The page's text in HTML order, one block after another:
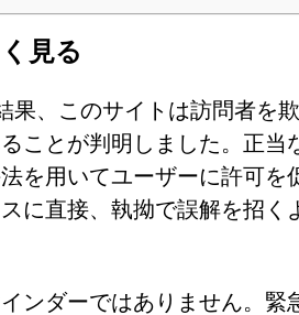
見る
果、このサイトは訪問者を
ことが判明しました。正
を用いてユーザーに許可を
に直接、執拗で誤解を招く
ンダーではありません。